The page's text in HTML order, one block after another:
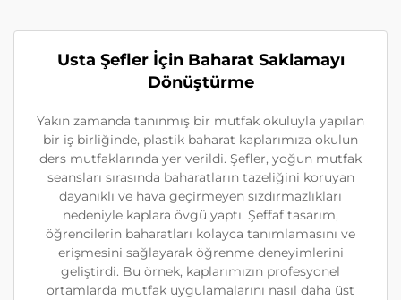
Usta Şefler İçin Baharat Saklamayı
Dönüştürme
Yakın zamanda tanınmış bir mutfak okuluyla yapılan
bir iş birliğinde, plastik baharat kaplarımıza okulun
ders mutfaklarında yer verildi. Şefler, yoğun mutfak
seansları sırasında baharatların tazeliğini koruyan
dayanıklı ve hava geçirmeyen sızdırmazlıkları
nedeniyle kaplara övgü yaptı. Şeffaf tasarım,
öğrencilerin baharatları kolayca tanımlamasını ve
erişmesini sağlayarak öğrenme deneyimlerini
geliştirdi. Bu örnek, kaplarımızın profesyonel
ortamlarda mutfak uygulamalarını nasıl daha üst